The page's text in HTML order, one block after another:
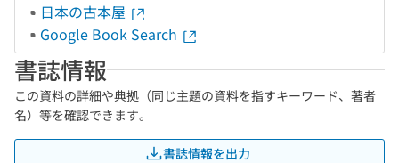
日本の古本屋
Google Book Search
書誌情報
この資料の詳細や典拠（同じ主題の資料を指すキーワード、著者
名）等を確認できます。
書誌情報を出力